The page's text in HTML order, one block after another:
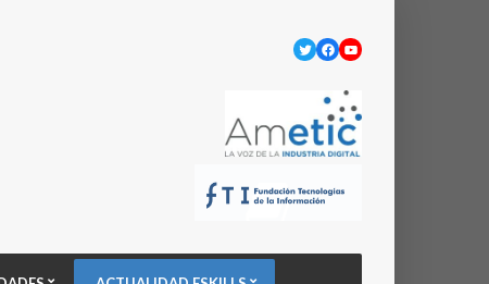
Twitter
Facebook
YouTube